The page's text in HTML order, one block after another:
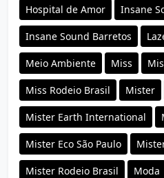
Hospital de Amor Insane
Insane Sound Barretos
Meio Ambiente Miss
Miss Rodeio Brasil Mister
Mister Earth International
Mister Eco São Paulo
Mister Rodeio Brasil Moda